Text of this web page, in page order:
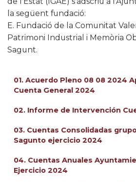
la següent fundació:
E. Fundació de la Comunitat
Patrimoni Industrial i Memòria
Sagunt.
01. Acuerdo Pleno 08 08 2024
Cuenta General 2024
02. Informe de Intervención
03. Cuentas Consolidadas
Sagunto ejercicio 2024
04. Cuentas Anuales
Ejercicio 2024